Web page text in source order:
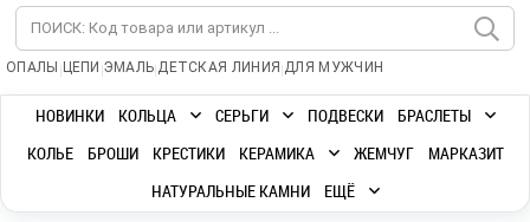
ОПАЛЫ | ЦЕПИ |ЭМАЛЬ|ДЕТСКАЯ ЛИНИЯ |ДЛЯ МУЖЧИН
НОВИНКИ КОЛЬЦА СЕРЬГИ ПОДВЕСКИ
БРАСЛЕТЫ
КОЛЬЕ
БРОШИ КРЕСТИКИ КЕРАМИКА ЖЕМЧУГ
МАРКАЗИТ
НАТУРАЛЬНЫЕ КАМНИ
ЕЩЁ